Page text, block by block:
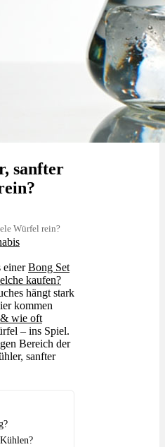
sanfter
Würfel rein?
einerBong Set
kaufen?
hängt stark
kommen
wie oft
– ins Spiel.
Bereich der
sanfter